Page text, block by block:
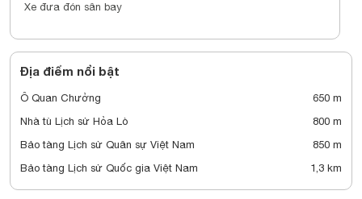
Xe đưa đón sân bay
Địa điểm nổi bật
Ô Quan Chưởng
650 m
Nhà tù Lịch sử Hỏa Lò
800 m
Bảo tàng Lịch sử Quân sự Việt Nam
850 m
Bảo tàng Lịch sử Quốc gia Việt Nam
1,3 km